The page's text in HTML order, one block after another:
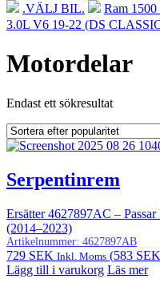
.VÄLJ BIL.
Ram
3.0L V6 19-22 (DS
Motordelar
Endast ett sökresultat
Serpentinrem
Ersätter 4627897AC –
(2014–2023)
Artikelnummer: 4627897AB
729 SEK Inkl. Moms (583 SEK
Lägg till i varukorg Läs mer